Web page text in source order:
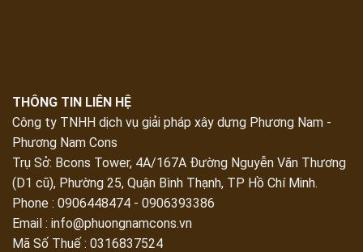
THÔNG TIN LIÊN HỆ
Công ty TNHH dịch vụ giải pháp xây dựng Phương Nam -
Phương Nam Cons
Trụ Sở: Bcons Tower, 4A/167A Đường Nguyễn Văn Thương
(D1 cũ), Phường 25, Quận Bình Thạnh, TP Hồ Chí Minh.
Phone : 0906448474 - 0906393386
Email : info@phuongnamcons.vn
Mã Số Thuế : 0316837524